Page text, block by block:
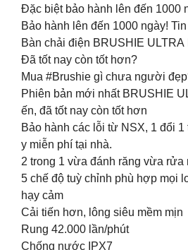
Đặc biệt bảo hành lên đến 1000
Bảo hành lên đến 1000 ngày!
Bàn chải điện BRUSHIE ULTRA
Đã tốt nay còn tốt hơn?
Mua #Brushie gì chưa người
Phiên bản mới nhất BRUSHIE
ến, đã tốt nay còn tốt hơn
Bảo hành các lỗi từ NSX, 1 đổi 1
y miễn phí tại nhà.
2 trong 1 vừa đánh răng vừa rửa
5 chế độ tuỳ chỉnh phù hợp mọi
hạy cảm
Cải tiến hơn, lông siêu mềm mịn
Rung 42.000 lần/phút
Chống nước IPX7